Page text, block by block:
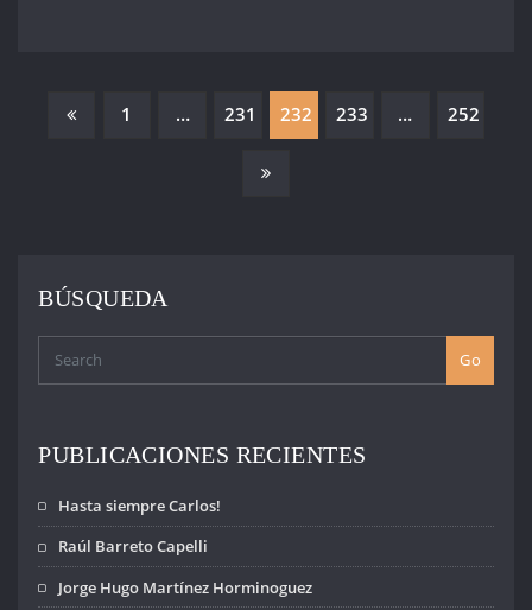
PAGINACIÓN
1 … 231 232 233 … 252
BÚSQUEDA
Go
PUBLICACIONES RECIENTES
Hasta siempre Carlos!
Raúl Barreto Capelli
Jorge Hugo Martínez Horminoguez